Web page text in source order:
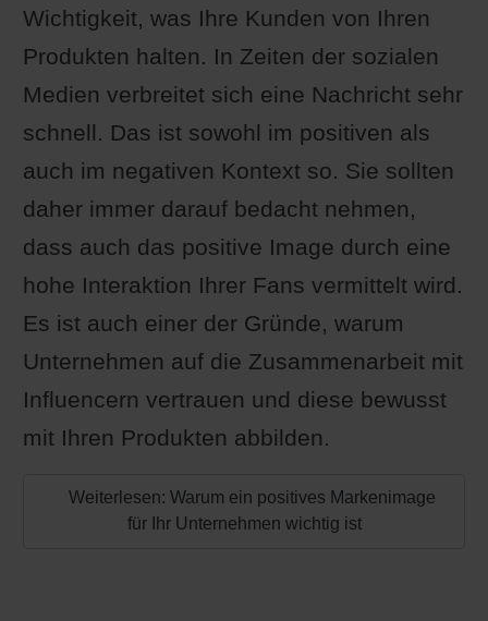
Wichtigkeit, was Ihre Kunden von Ihren
Produkten halten. In Zeiten der sozialen
Medien verbreitet sich eine Nachricht sehr
schnell. Das ist sowohl im positiven als
auch im negativen Kontext so. Sie sollten
daher immer darauf bedacht nehmen,
dass auch das positive Image durch eine
hohe Interaktion Ihrer Fans vermittelt wird.
Es ist auch einer der Gründe, warum
Unternehmen auf die Zusammenarbeit mit
Influencern vertrauen und diese bewusst
mit Ihren Produkten abbilden.
Weiterlesen: Warum ein positives Markenimage
für Ihr Unternehmen wichtig ist